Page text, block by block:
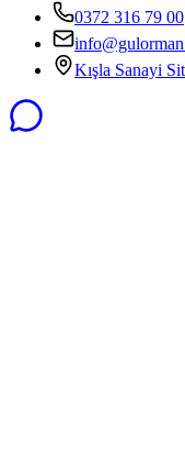
0372 316 79 00
Kışla Sanayi